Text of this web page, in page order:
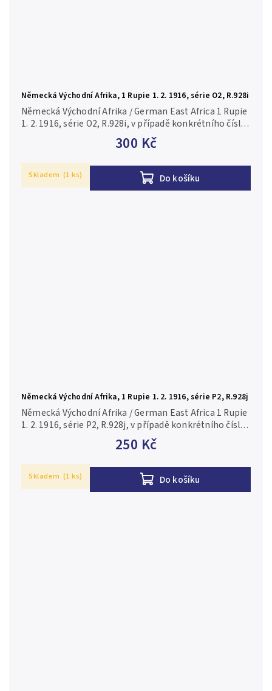
Německá Východní Afrika, 1 Rupie 1. 2. 1916, série O2, R.928i
300 Kč
Do košíku
Německá Východní Afrika / German East Africa 1 Rupie
1. 2. 1916, série O2, R.928i, v případě konkrétního čísla
je foto pouze ilustrační 1/XF
Skladem (1 ks)
Německá Východní Afrika, 1 Rupie 1. 2. 1916, série P2, R.928j
250 Kč
Do košíku
Německá Východní Afrika / German East Africa 1 Rupie
1. 2. 1916, série P2, R.928j, v případě konkrétního čísla
je foto pouze ilustrační 2/VF
Skladem (1 ks)